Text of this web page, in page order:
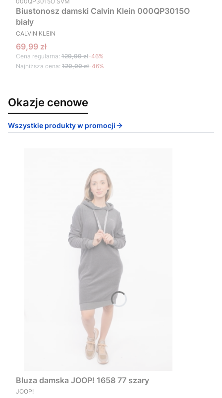
Biustonosz damski Calvin Klein 000QP3015O
biały
PRODUCENT
CALVIN KLEIN
Cena promocyjna
69,99 zł
Cena regularna: 129,99 zł-46%
Najniższa cena: 129,99 zł-46%
Okazje cenowe
Wszystkie produkty w promocji
Bluza damska JOOP! 1658 77 szary
PRODUCENT
JOOP!